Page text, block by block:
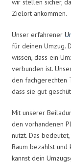
wir stellen sicher,
Zielort ankommen.
Unser erfahrener
für deinen Umzug.
wissen, dass ein
verbunden ist.
den fachgerechten
dass sie gut
Mit unserer
den vorhandenen
nutzt. Das
Raum bezahlst und
kannst dein